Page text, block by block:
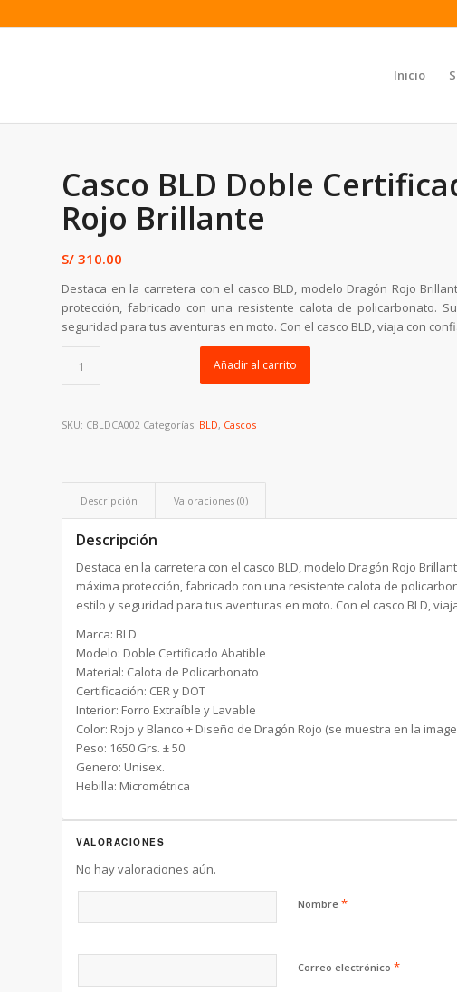
Inicio
Casco BLD Doble
Rojo Brillante
S/ 310.00
Destaca en la carretera con el casco BLD, modelo Dragón Rojo
protección, fabricado con una resistente calota de policarbonato.
seguridad para tus aventuras en moto. Con el casco BLD, viaja con
Añadir al carrito
SKU: CBLDCA002 Categorías: BLD, Cascos
Descripción Valoraciones (0)
Descripción
Destaca en la carretera con el casco BLD, modelo Dragón Rojo
máxima protección, fabricado con una resistente calota de
estilo y seguridad para tus aventuras en moto. Con el casco BLD,
Marca: BLD
Modelo: Doble Certificado Abatible
Material: Calota de Policarbonato
Certificación: CER y DOT
Interior: Forro Extraíble y Lavable
Color: Rojo y Blanco + Diseño de Dragón Rojo (se muestra en la
Peso: 1650 Grs. ± 50
Genero: Unisex.
Hebilla: Micrométrica
VALORACIONES
No hay valoraciones aún.
Nombre*
Correo electrónico*